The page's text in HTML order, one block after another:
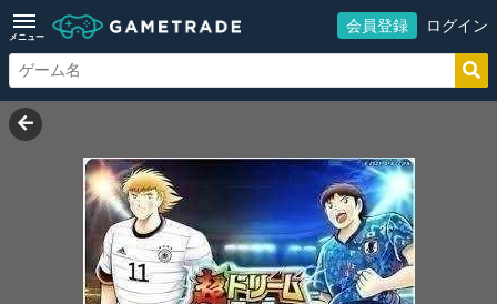
メニュー
会員登録 ログイン